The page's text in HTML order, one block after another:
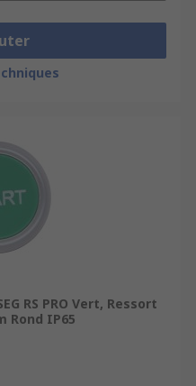
RS PRO Vert, Ressort
Rond IP65